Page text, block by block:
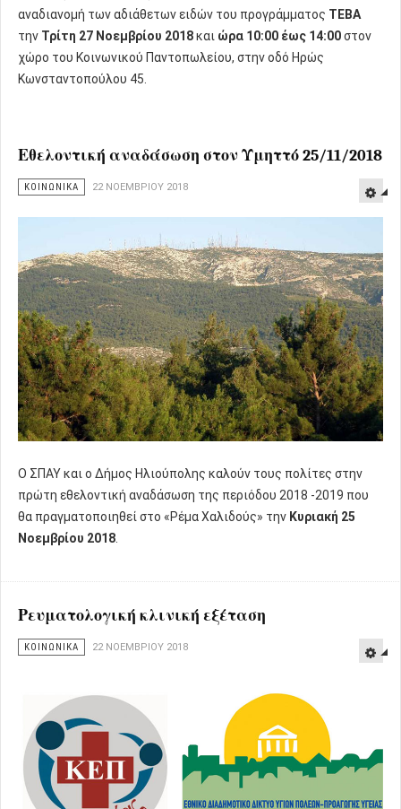
αναδιανομή των αδιάθετων ειδών του προγράμματος ΤΕΒΑ
την Τρίτη 27 Νοεμβρίου 2018και ώρα 10:00 έως 14:00στον
χώρο του Κοινωνικού Παντοπωλείου, στην οδό Ηρώς
Κωνσταντοπούλου 45.
Εθελοντική αναδάσωση στον Υμηττό 25/11/2018
ΚΟΙΝΩΝΙΚΑ 22 ΝΟΕΜΒΡΊΟΥ 2018
Ο ΣΠΑΥ και ο Δήμος Ηλιούπολης καλούν τους πολίτες στην
πρώτη εθελοντική αναδάσωση της περιόδου 2018 -2019 που
θα πραγματοποιηθεί στο «Ρέμα Χαλιδούς» την Κυριακή 25
Νοεμβρίου 2018
Ρευματολογική κλινική εξέταση
ΚΟΙΝΩΝΙΚΑ 22 ΝΟΕΜΒΡΊΟΥ 2018